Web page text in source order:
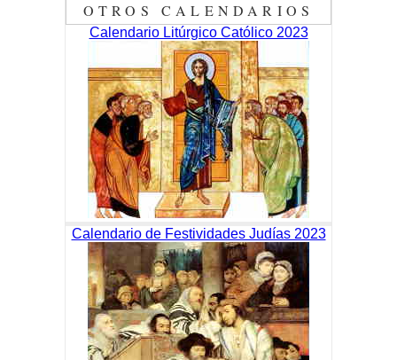
OTROS CALENDARIOS
Calendario Litúrgico Católico 2023
Calendario de Festividades Judías 2023